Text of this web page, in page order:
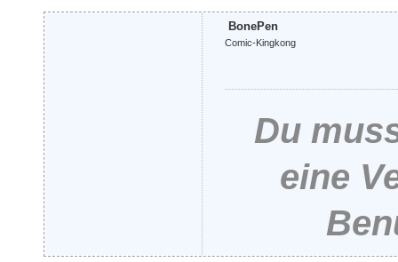
BonePen
Comic-Kingkong
Du
eine